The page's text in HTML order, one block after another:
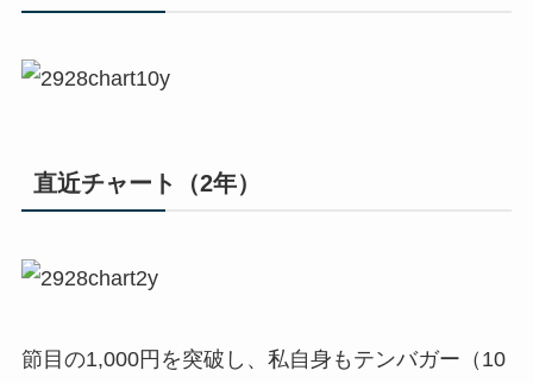
直近チャート（2年）
節目の1,000円を突破し、私自身もテンバガー（10